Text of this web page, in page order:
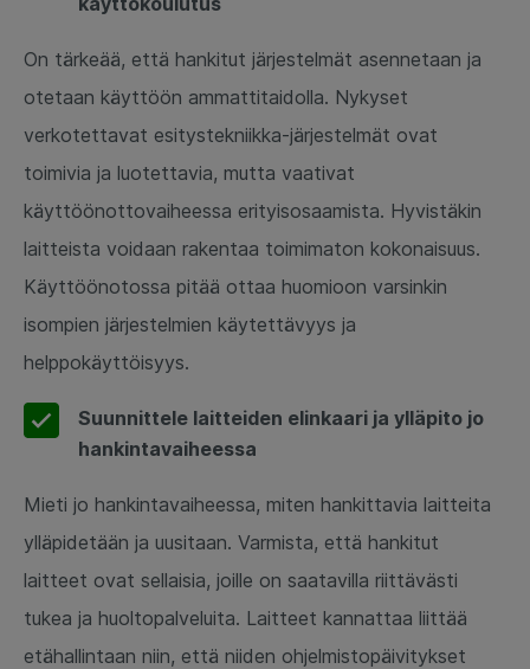
On tärkeää, että hankitut järjestelmät asennetaan ja
otetaan käyttöön ammattitaidolla. Nykyset
verkotettavat esitystekniikka-järjestelmät ovat
toimivia ja luotettavia, mutta vaativat
käyttöönottovaiheessa erityisosaamista. Hyvistäkin
laitteista voidaan rakentaa toimimaton kokonaisuus.
Käyttöönotossa pitää ottaa huomioon varsinkin
isompien järjestelmien käytettävyys ja
helppokäyttöisyys.
Suunnittele laitteiden elinkaari ja ylläpito jo
hankintavaiheessa
Mieti jo hankintavaiheessa, miten hankittavia laitteita
ylläpidetään ja uusitaan. Varmista, että hankitut
laitteet ovat sellaisia, joille on saatavilla riittävästi
tukea ja huoltopalveluita. Laitteet kannattaa liittää
etähallintaan niin, että niiden ohjelmistopäivitykset